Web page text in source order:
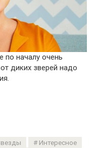
по началу очень
диких зверей надо
Интересное